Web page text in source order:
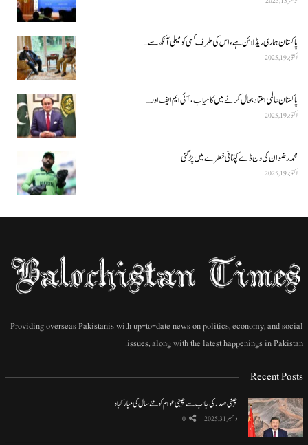
پاکستان ہماری ریڈ لائن ہے، اس کی طرف کسی کو میلی آنکھ سے…
اکتوبر 19, 2025
پاکستان عالمی اعتماد بحال کرنے میں کامیاب، آئی ایم ایف اور…
اکتوبر 19, 2025
محمد رضوان کی ون ڈے کپتانی خطرے میں پڑ گئی
اکتوبر 19, 2025
Providing overseas Pakistanis with up-to-date news on politics, economy, and social
issues, along with the latest happenings in Pakistan.
Recent Posts
چینی صدر کی جانب سے چینی عوام کو نئے سال کی مبارکباد
دسمبر 31, 2025 0